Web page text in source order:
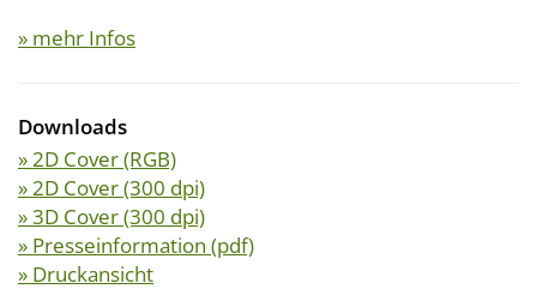
» mehr Infos
Downloads
» 2D Cover (RGB)
» 2D Cover (300 dpi)
» 3D Cover (300 dpi)
» Presseinformation (pdf)
» Druckansicht